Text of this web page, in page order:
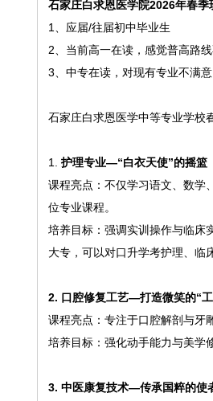
石家庄白求恩医学院2026年春季
1、应届/往届初中毕业生
2、当前高一在读，感觉普高路
3、中专在读，对现有专业不满
石家庄白求恩医学中等专业学校
1. 护理专业—“白衣天使”的摇篮
课程亮点：不仅学习语文、数学
位专业课程。
培养目标：强调实训操作与临床
大专，可以对口升学考护理、临
2. 口腔修复工艺—打造微笑的“
课程亮点：专注于口腔解剖与牙
培养目标：强化动手能力与美学
3. 中医康复技术—传承国粹的使